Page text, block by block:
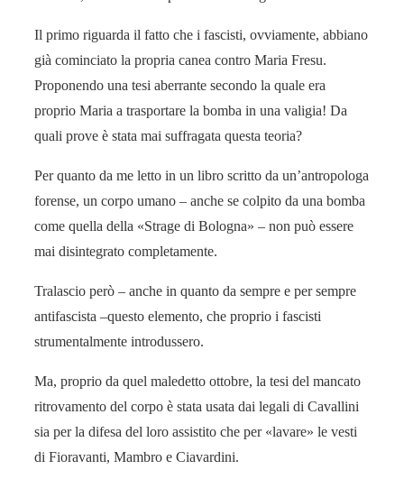
Il primo riguarda il fatto che i fascisti, ovviamente, abbiano
già cominciato la propria canea contro Maria Fresu.
Proponendo una tesi aberrante secondo la quale era
proprio Maria a trasportare la bomba in una valigia! Da
quali prove è stata mai suffragata questa teoria?
Per quanto da me letto in un libro scritto da un’antropologa
forense, un corpo umano – anche se colpito da una bomba
come quella della «Strage di Bologna» – non può essere
mai disintegrato completamente.
Tralascio però – anche in quanto da sempre e per sempre
antifascista –questo elemento, che proprio i fascisti
strumentalmente introdussero.
Ma, proprio da quel maledetto ottobre, la tesi del mancato
ritrovamento del corpo è stata usata dai legali di Cavallini
sia per la difesa del loro assistito che per «lavare» le vesti
di Fioravanti, Mambro e Ciavardini.